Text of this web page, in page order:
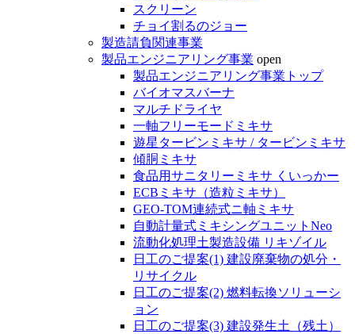
スクリーン
チョイ割るのジョー
製造請負関連事業
製品エンジニアリング事業 open
製品エンジニアリング事業トップ
バイオマスバーナ
マルチドライヤ
一軸フリーモードミキサ
遊星タービンミキサ / タービンミキサ
傾胴ミキサ
食品用サニタリーミキサ くいっかー
ECBミキサ（造粒ミキサ）
GEO-TOM連続式ニ軸ミキサ
自動計量式ミキシングユニットNeo
流動化処理土製造設備 リキゾイル
日工のご提案(1) 建設廃棄物の処分・
リサイクル
日工のご提案(2) 燃料転換ソリューシ
ョン
日工のご提案(3) 建設発生土（残土）